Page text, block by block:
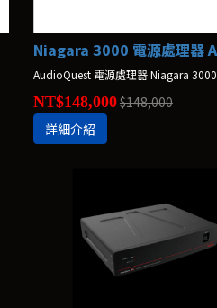
AudioQuest 電源處理器 Niagara 3000
NT$148,000$148,000
詳細介紹